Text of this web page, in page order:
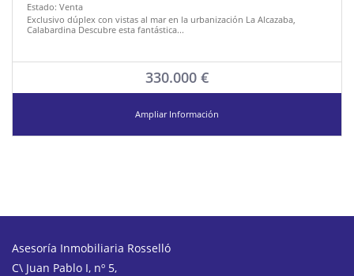
Estado: Venta
Exclusivo dúplex con vistas al mar en la urbanización La Alcazaba,
Calabardina Descubre esta fantástica...
330.000 €
Ampliar Información
Asesoría Inmobiliaria Rosselló
C\ Juan Pablo I, nº 5,